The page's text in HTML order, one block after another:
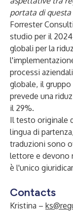
portata di
Forrester
studio per il
globali per la
processi
globale, il
prevede una
il 29%.
Il testo originale
lingua di
traduzioni sono
lettore e devono
è l'unico
Contacts
Kristina –